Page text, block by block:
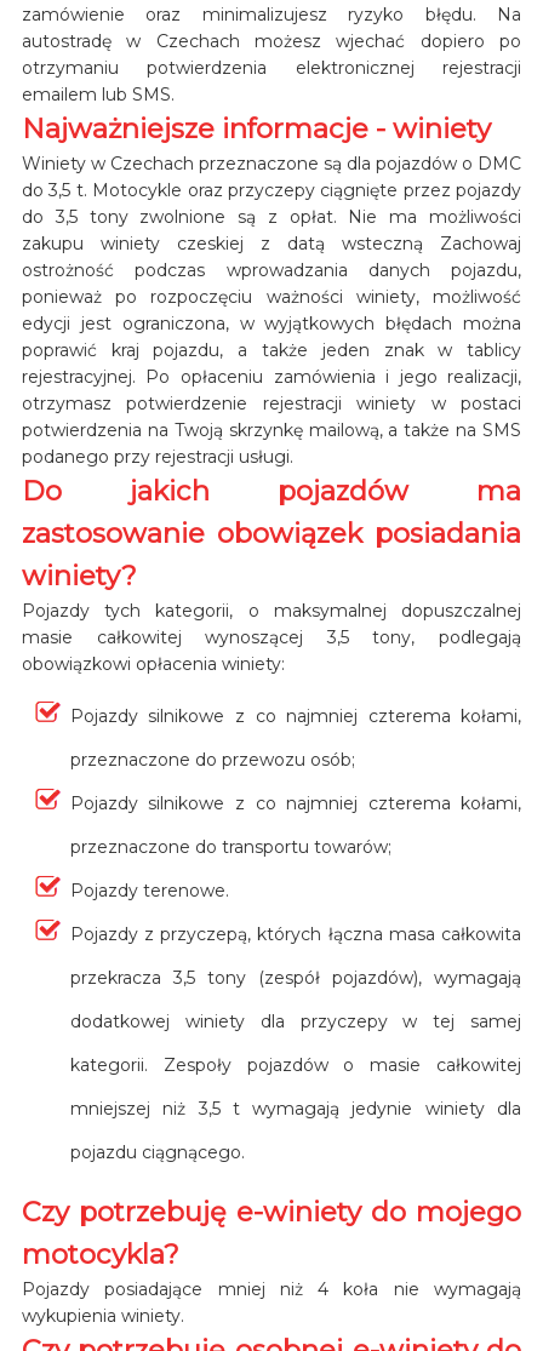
zamówienie oraz minimalizujesz ryzyko błędu. Na
autostradę w Czechach możesz wjechać dopiero po
otrzymaniu potwierdzenia elektronicznej rejestracji
emailem lub SMS.
Najważniejsze informacje - winiety
Winiety w Czechach przeznaczone są dla pojazdów o DMC
do 3,5 t. Motocykle oraz przyczepy ciągnięte przez pojazdy
do 3,5 tony zwolnione są z opłat. Nie ma możliwości
zakupu winiety czeskiej z datą wsteczną Zachowaj
ostrożność podczas wprowadzania danych pojazdu,
ponieważ po rozpoczęciu ważności winiety, możliwość
edycji jest ograniczona, w wyjątkowych błędach można
poprawić kraj pojazdu, a także jeden znak w tablicy
rejestracyjnej. Po opłaceniu zamówienia i jego realizacji,
otrzymasz potwierdzenie rejestracji winiety w postaci
potwierdzenia na Twoją skrzynkę mailową, a także na SMS
podanego przy rejestracji usługi.
Do jakich pojazdów ma
zastosowanie obowiązek posiadania
winiety?
Pojazdy tych kategorii, o maksymalnej dopuszczalnej
masie całkowitej wynoszącej 3,5 tony, podlegają
obowiązkowi opłacenia winiety:
Pojazdy silnikowe z co najmniej czterema kołami,
przeznaczone do przewozu osób;
Pojazdy silnikowe z co najmniej czterema kołami,
przeznaczone do transportu towarów;
Pojazdy terenowe.
Pojazdy z przyczepą, których łączna masa całkowita
przekracza 3,5 tony (zespół pojazdów), wymagają
dodatkowej winiety dla przyczepy w tej samej
kategorii. Zespoły pojazdów o masie całkowitej
mniejszej niż 3,5 t wymagają jedynie winiety dla
pojazdu ciągnącego.
Czy potrzebuję e-winiety do mojego
motocykla?
Pojazdy posiadające mniej niż 4 koła nie wymagają
wykupienia winiety.